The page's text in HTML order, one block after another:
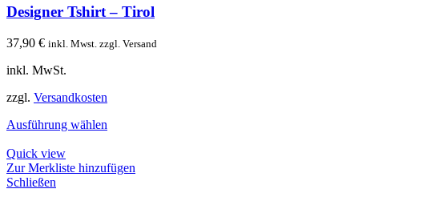
Designer Tshirt – Tirol
37,90 € inkl. Mwst. zzgl. Versand
inkl. MwSt.
zzgl. Versandkosten
Ausführung wählen
Quick view
Zur Merkliste hinzufügen
Schließen